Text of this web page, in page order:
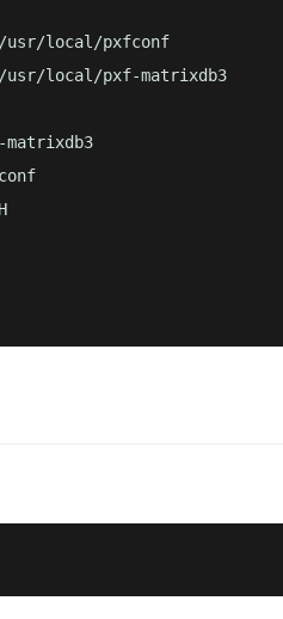
/usr/local/pxfconf
/usr/local/pxf-matrixdb3
matrixdb3